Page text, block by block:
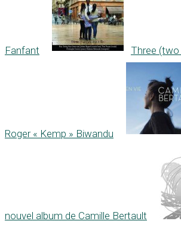
Fanfant Three (two
Roger « Kemp » Biwandu
nouvel album de Camille Bertault